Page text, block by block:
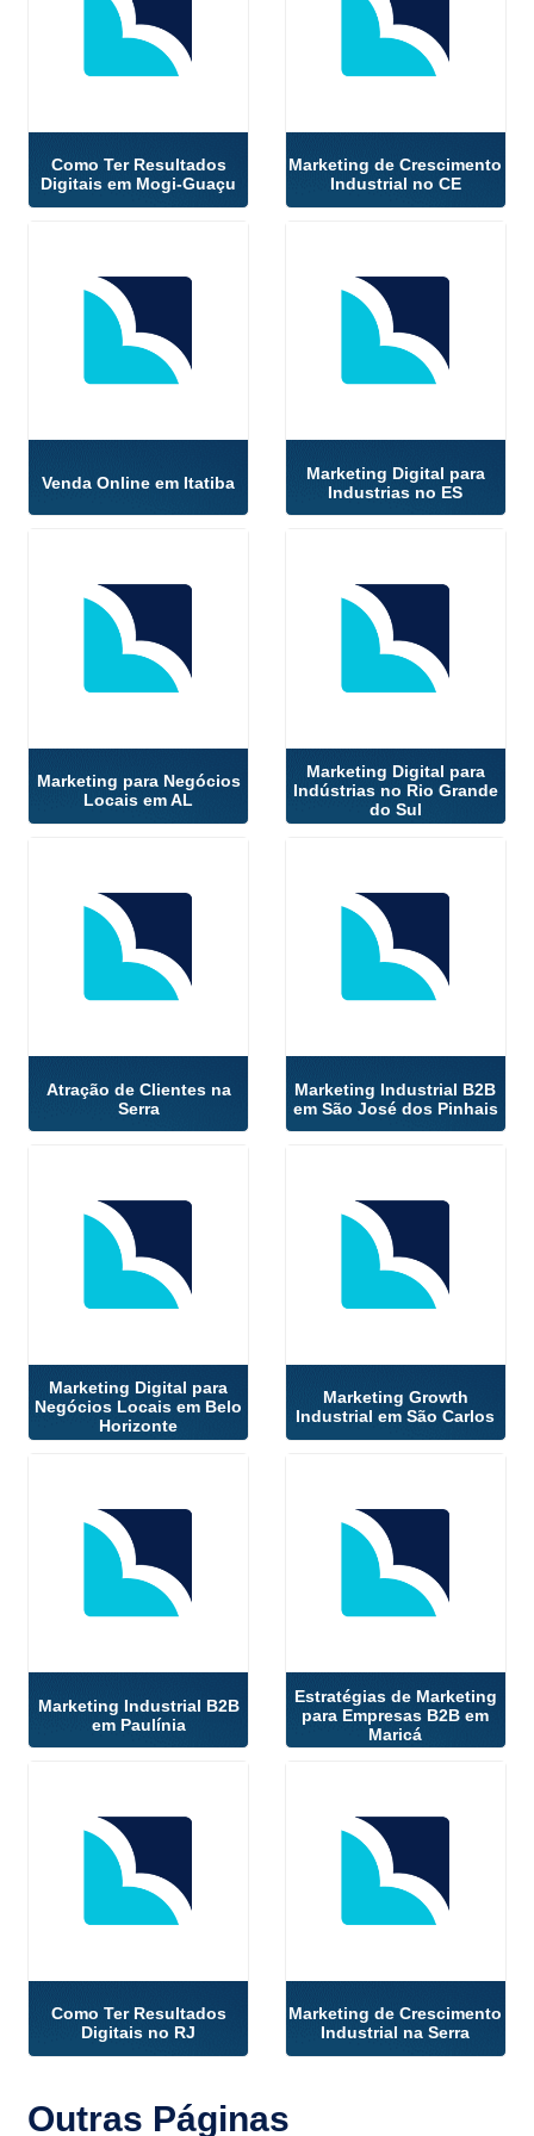
Como Ter Resultados
Digitais em Mogi-Guaçu
Marketing de Crescimento
Industrial no CE
Venda Online em Itatiba
Marketing Digital para
Industrias no ES
Marketing para Negócios
Locais em AL
Marketing Digital para
Indústrias no Rio Grande
do Sul
Atração de Clientes na
Serra
Marketing Industrial B2B
em São José dos Pinhais
Marketing Digital para
Negócios Locais em Belo
Horizonte
Marketing Growth
Industrial em São Carlos
Marketing Industrial B2B
em Paulínia
Estratégias de Marketing
para Empresas B2B em
Maricá
Como Ter Resultados
Digitais no RJ
Marketing de Crescimento
Industrial na Serra
Outras Páginas